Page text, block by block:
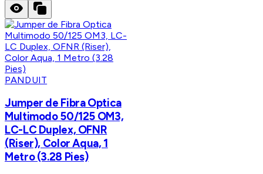
PANDUIT
Jumper de Fibra Optica
Multimodo 50/125 OM3,
LC-LC Duplex, OFNR
(Riser), Color Aqua, 1
Metro (3.28 Pies)